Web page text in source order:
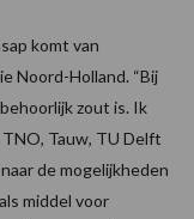
komt van
Noord-Holland. “Bij
zout is. Ik
Tauw, TU Delft
de mogelijkheden
middel voor